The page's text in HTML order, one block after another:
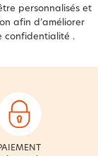
personnalisés et
afin d’améliorer
confidentialité .